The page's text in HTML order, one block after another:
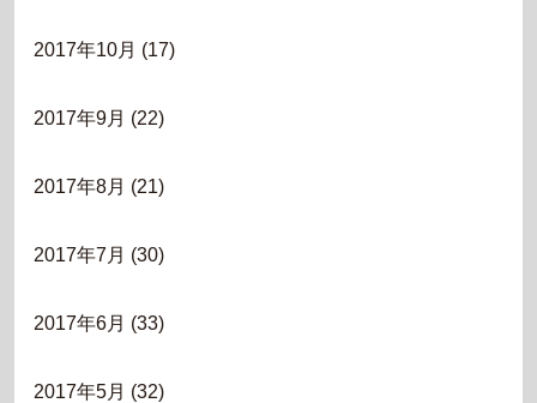
2017年10月 (17)
2017年9月 (22)
2017年8月 (21)
2017年7月 (30)
2017年6月 (33)
2017年5月 (32)